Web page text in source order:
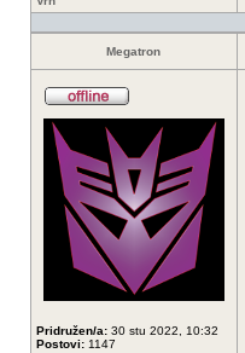
Megatron
Pridružen/a: 30 stu 2022, 10:32
Postovi: 1147